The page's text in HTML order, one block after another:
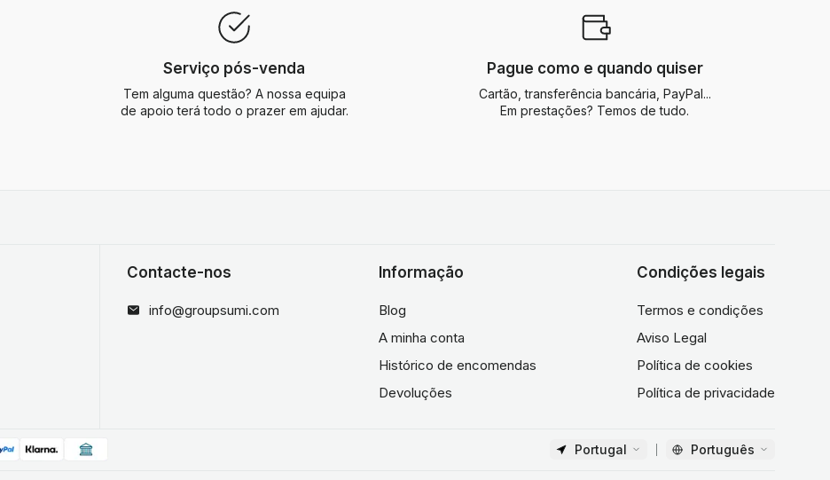
Serviço pós-venda
Tem alguma questão? A nossa equipa
de apoio terá todo o prazer em ajudar.
Pague como e quando quiser
Cartão, transferência bancária, PayPal...
Em prestações? Temos de tudo.
Contacte-nos
info@groupsumi.com
Informação
Blog
A minha conta
Histórico de encomendas
Devoluções
Condições legais
Termos e condições
Aviso Legal
Política de cookies
Política de privacidade
Portugal Português